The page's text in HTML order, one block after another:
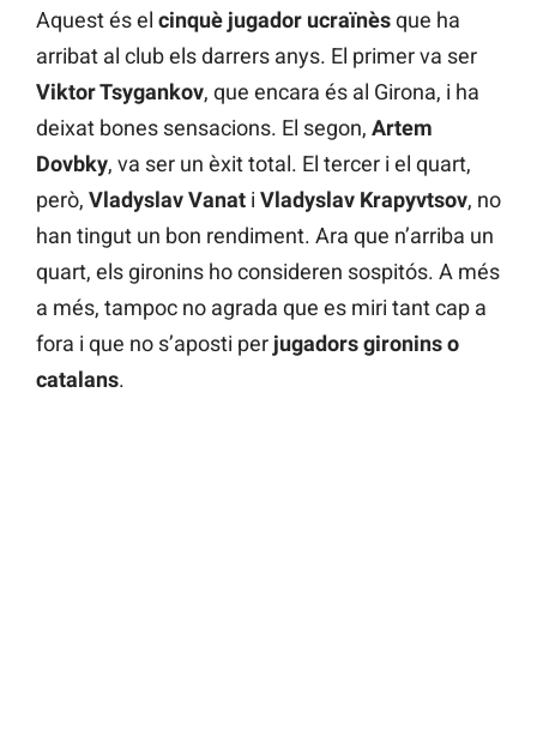
Aquest és el cinquè jugador ucraïnèsque ha
arribat al club els darrers anys. El primer va ser
Viktor Tsygankov, que encara és al Girona, i ha
deixat bones sensacions. El segon, Artem
Dovbky, va ser un èxit total. El tercer i el quart,
però, Vladyslav Vanat i Vladyslav Krapyvtsov, no
han tingut un bon rendiment. Ara que n’arriba un
quart, els gironins ho consideren sospitós. A més
a més, tampoc no agrada que es miri tant cap a
fora i que no s’aposti per jugadors gironins o
catalans.